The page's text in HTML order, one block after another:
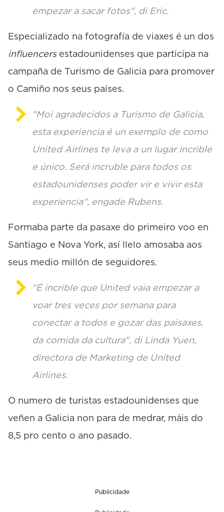
empezar a sacar fotos", di Eric.
Especializado na fotografía de viaxes é un dos
influencers estadounidenses que participa na
campaña de Turismo de Galicia para promover
o Camiño nos seus países.
"Moi agradecidos a Turismo de Galicia,
esta experiencia é un exemplo de como
United Airlines te leva a un lugar incrible
e único. Será incruble para todos os
estadounidenses poder vir e vivir esta
experiencia", engade Rubens.
Formaba parte da pasaxe do primeiro voo en
Santiago e Nova York, así llelo amosaba aos
seus medio millón de seguidores.
"É incrible que United vaia empezar a
voar tres veces por semana para
conectar a todos e gozar das paisaxes,
da comida da cultura", di Linda Yuen,
directora de Marketing de United
Airlines.
O numero de turistas estadounidenses que
veñen a Galicia non para de medrar, máis do
8,5 pro cento o ano pasado.
Publicidade